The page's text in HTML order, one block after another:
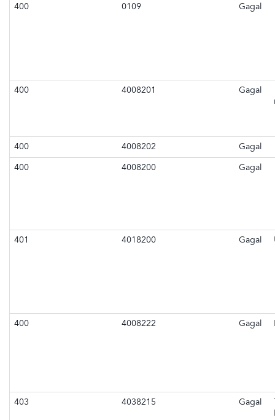
400 0109 Gagal
400 4008201 Gagal
400 4008202 Gagal
400 4008200 Gagal
401 4018200 Gagal
400 4008222 Gagal
403 4038215 Gagal